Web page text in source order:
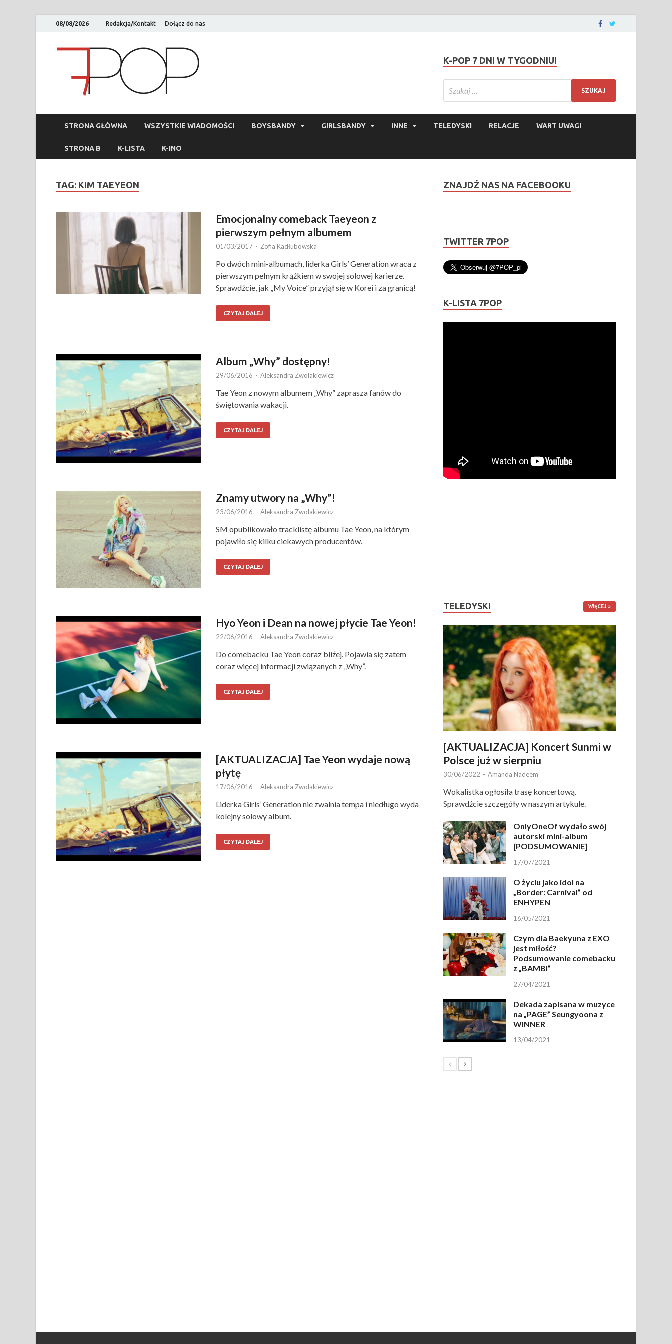
08/08/2026 Redakcja/Kontakt Dołącz do nas
K-POP 7 DNI W TYGODNIU!
STRONA GŁÓWNA WSZYSTKIE WIADOMOŚCI BOYSBANDY GIRLSBANDY INNE TELEDYSKI RELACJE WART UWAGI
STRONA B K-LISTA K-INO
TAG: KIM TAEYEON
Emocjonalny comeback Taeyeon z
pierwszym pełnym albumem
01/03/2017 - Zofia Kadłubowska
Po dwóch mini-albumach, liderka Girls’ Generation wraca z
pierwszym pełnym krążkiem w swojej solowej karierze.
Sprawdźcie, jak „My Voice” przyjął się w Korei i za granicą!
CZYTAJ DALEJ
Album „Why” dostępny!
29/06/2016 - Aleksandra Zwolakiewicz
Tae Yeon z nowym albumem „Why” zaprasza fanów do
świętowania wakacji.
CZYTAJ DALEJ
Znamy utwory na „Why”!
23/06/2016 - Aleksandra Zwolakiewicz
SM opublikowało tracklistę albumu Tae Yeon, na którym
pojawiło się kilku ciekawych producentów.
CZYTAJ DALEJ
Hyo Yeon i Dean na nowej płycie Tae Yeon!
22/06/2016 - Aleksandra Zwolakiewicz
Do comebacku Tae Yeon coraz bliżej. Pojawia się zatem
coraz więcej informacji związanych z „Why”.
CZYTAJ DALEJ
[AKTUALIZACJA] Tae Yeon wydaje nową
płytę
17/06/2016 - Aleksandra Zwolakiewicz
Liderka Girls’ Generation nie zwalnia tempa i niedługo wyda
kolejny solowy album.
CZYTAJ DALEJ
ZNAJDŹ NAS NA FACEBOOKU
TWITTER 7POP
K-LISTA 7POP
TELEDYSKI WIĘCEJ
[AKTUALIZACJA] Koncert Sunmi w
Polsce już w sierpniu
30/06/2022 - Amanda Nadeem
Wokalistka ogłosiła trasę koncertową.
Sprawdźcie szczegóły w naszym artykule.
OnlyOneOf wydało swój
autorski mini-album
[PODSUMOWANIE]
17/07/2021
O życiu jako idol na
„Border: Carnival” od
ENHYPEN
16/05/2021
Czym dla Baekyuna z EXO
jest miłość?
Podsumowanie comebacku
z „BAMBI”
27/04/2021
Dekada zapisana w muzyce
na „PAGE” Seungyoona z
WINNER
13/04/2021